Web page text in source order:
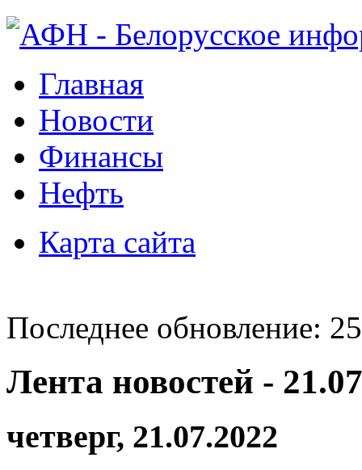
Главная
Новости
Финансы
Нефть
Карта сайта
Последнее обновление:
Лента новостей -
четверг, 21.07.2022